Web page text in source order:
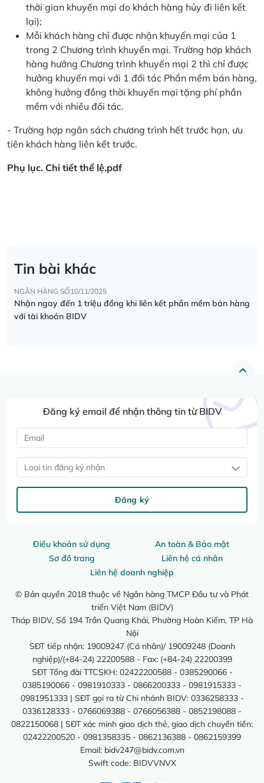
thời gian khuyến mại do khách hàng hủy đi liên kết
lại);
Mỗi khách hàng chỉ được nhận khuyến mại của 1
trong 2 Chương trình khuyến mại. Trường hợp khách
hàng hưởng Chương trình khuyến mại 2 thì chỉ được
hưởng khuyến mại với 1 đối tác Phần mềm bán hàng,
không hưởng đồng thời khuyến mại tặng phí phần
mềm với nhiều đối tác.
- Trường hợp ngân sách chương trình hết trước hạn, ưu
tiên khách hàng liên kết trước.
Phụ lục. Chi tiết thể lệ.pdf
Tin bài khác
NGÂN HÀNG SỐ10/11/2025
Nhận ngay đến 1 triệu đồng khi liên kết phần mềm bán hàng
với tài khoản BIDV
Điều khoản sử dụng
An toàn & Bảo mật
Sơ đồ trang
Liên hệ cá nhân
Liên hệ doanh nghiệp
© Bản quyền 2018 thuộc về Ngân hàng TMCP Đầu tư và Phát
triển Việt Nam (BIDV)
Tháp BIDV, Số 194 Trần Quang Khải, Phường Hoàn Kiếm, TP Hà
Nội
SĐT tiếp nhận: 19009247 (Cá nhân)/ 19009248 (Doanh
nghiệp)/(+84-24) 22200588 - Fax: (+84-24) 22200399
SĐT Tổng đài TTCSKH: 02422200588 - 0385290066 -
0385190066 - 0981910333 - 0866200333 - 0981915333 -
0981951333 | SĐT gọi ra từ Chi nhánh BIDV: 0336258333 -
0336128333 - 0766069388 - 0766056388 - 0852198088 -
0822150068 | SĐT xác minh giao dịch thẻ, giao dịch chuyển tiền:
02422200520 - 0981358335 - 0862136388 - 0862159399
Email: bidv247@bidv.com.vn
Swift code: BIDVVNVX
Đăng ký email để nhận thông tin từ BIDV
Loại tin đăng ký nhận
Đăng ký